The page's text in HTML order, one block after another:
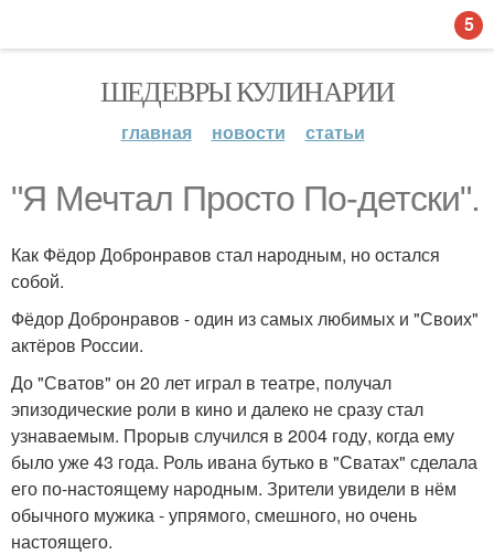
ШЕДЕВРЫ КУЛИНАРИИ
главная новости статьи
"Я Мечтал Просто По-детски".
Как Фёдор Добронравов стал народным, но остался
собой.
Фёдор Добронравов - один из самых любимых и "Своих"
актёров России.
До "Сватов" он 20 лет играл в театре, получал
эпизодические роли в кино и далеко не сразу стал
узнаваемым. Прорыв случился в 2004 году, когда ему
было уже 43 года. Роль ивана бутько в "Сватах" сделала
его по-настоящему народным. Зрители увидели в нём
обычного мужика - упрямого, смешного, но очень
настоящего.
5